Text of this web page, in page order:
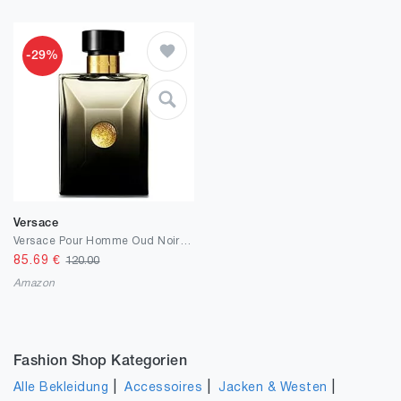
-29%
Versace
Versace Pour Homme Oud Noir 100ml Eau de Parfum
85.69 €120.00
Amazon
Fashion Shop Kategorien
Alle Bekleidung |Accessoires |Jacken & Westen